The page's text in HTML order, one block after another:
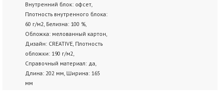
Внутренний блок: офсет,
Плотность внутренного блока:
60 г/м2, Белизна: 100 %,
Обложка: мелованный картон,
Дизайн: CREATIVE, Плотность
обложки: 190 г/м2,
Справочный материал: да,
Длина: 202 мм, Ширина: 165
мм